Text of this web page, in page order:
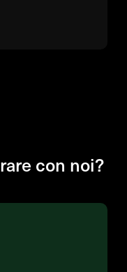
con noi?